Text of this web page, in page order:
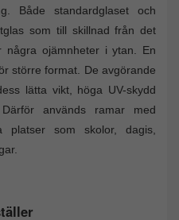
Både standardglaset och
som till skillnad från det
några ojämnheter i ytan. En
större format. De avgörande
lätta vikt, höga UV-skydd
används ramar med
platser som skolor, dagis,